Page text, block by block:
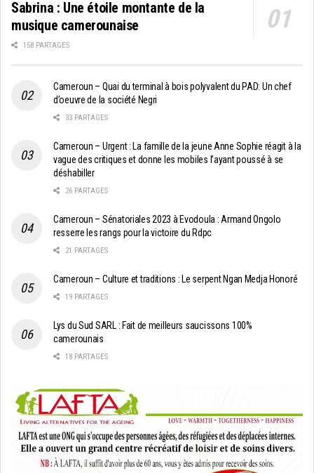
Sabrina : Une étoile montante de la
musique camerounaise
158 PARTAGES
Cameroun – Quai du terminal à bois polyvalent du PAD: Un chef
d’oeuvre de la société Negri
33 PARTAGES
Cameroun – Urgent : La famille de la jeune Anne Sophie réagit à la
vague des critiques et donne les mobiles l’ayant poussé à se
déshabiller
26 PARTAGES
Cameroun – Sénatoriales 2023 à Evodoula : Armand Ongolo
resserre les rangs pour la victoire du Rdpc
21 PARTAGES
Cameroun – Culture et traditions : Le serpent Ngan Medja Honoré
19 PARTAGES
Lys du Sud SARL : Fait de meilleurs saucissons 100%
camerounais
18 PARTAGES